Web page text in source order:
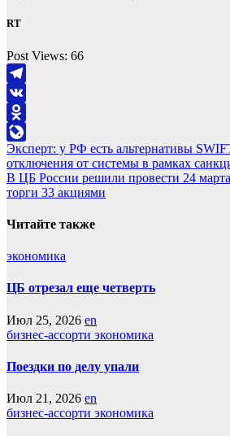
RT
Post Views: 66
Telegram
VK
Odnoklassniki
LiveJournal
Навигация
по
записям
Эксперт: у РФ есть альтернативы
отключения от системы в рамках
В ЦБ России решили провести 24
торги 33 акциями
Читайте также
экономика
ЦБ отрезал еще четверть
Июл 25, 2026 en
бизнес-ассорти экономика
Поездки по делу упали
Июл 21, 2026 en
бизнес-ассорти экономика